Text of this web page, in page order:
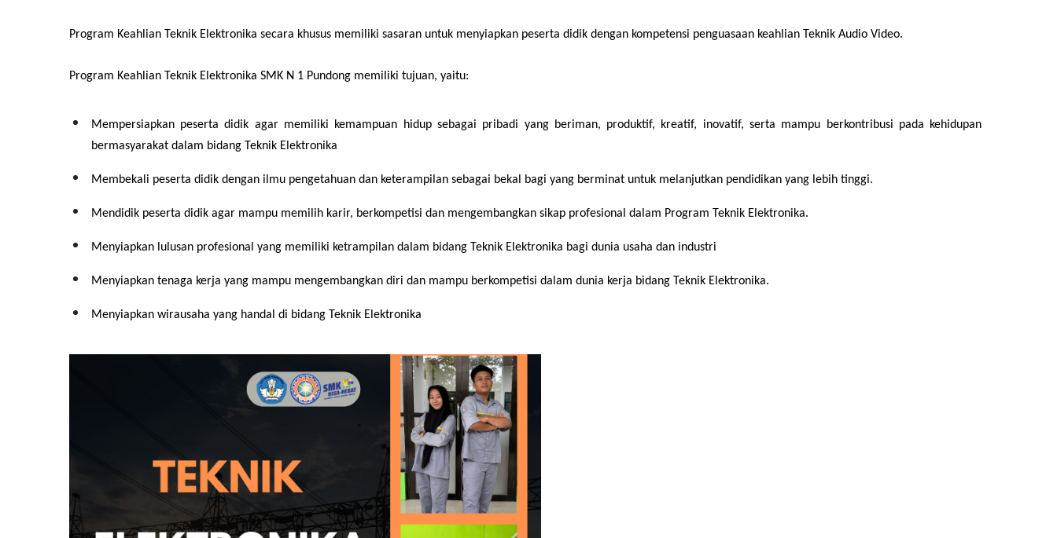
Program Keahlian Teknik Elektronika secara khusus memiliki sasaran untuk menyiapkan peserta didik dengan kompetensi penguasaan keahlian Teknik Audio Video.
Program Keahlian Teknik Elektronika SMK N 1 Pundong memiliki tujuan, yaitu:
Mempersiapkan peserta didik agar memiliki kemampuan hidup sebagai pribadi yang beriman, produktif, kreatif, inovatif, serta mampu berkontribusi pada kehidupan
bermasyarakat dalam bidang Teknik Elektronika
Membekali peserta didik dengan ilmu pengetahuan dan keterampilan sebagai bekal bagi yang berminat untuk melanjutkan pendidikan yang lebih tinggi.
Mendidik peserta didik agar mampu memilih karir, berkompetisi dan mengembangkan sikap profesional dalam Program Teknik Elektronika.
Menyiapkan lulusan profesional yang memiliki ketrampilan dalam bidang Teknik Elektronika bagi dunia usaha dan industri
Menyiapkan tenaga kerja yang mampu mengembangkan diri dan mampu berkompetisi dalam dunia kerja bidang Teknik Elektronika.
Menyiapkan wirausaha yang handal di bidang Teknik Elektronika